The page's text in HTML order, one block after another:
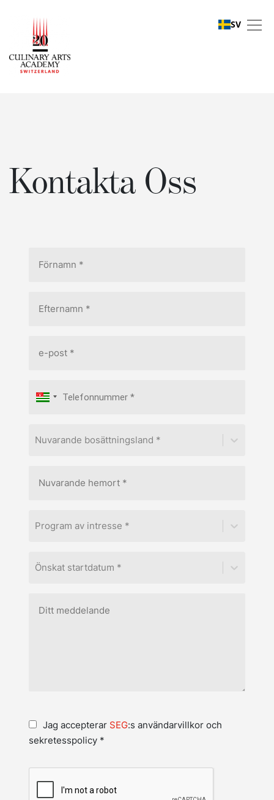
SV
Kontakta Oss
Nuvarande bosättningsland *
Program av intresse *
Önskat startdatum *
Jag accepterar SEG:s användarvillkor och
sekretesspolicy *